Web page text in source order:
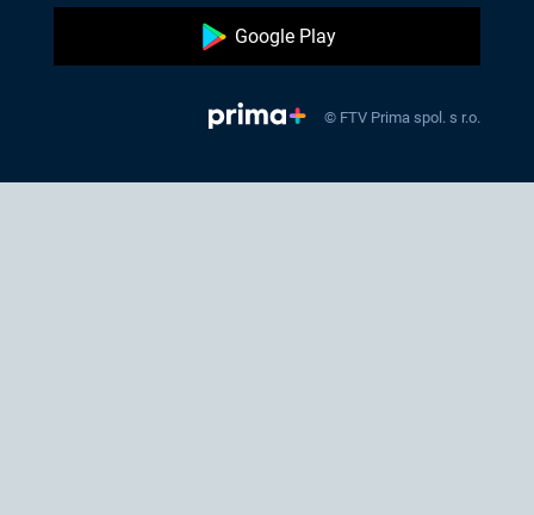
Google Play
© FTV Prima spol. s r.o.